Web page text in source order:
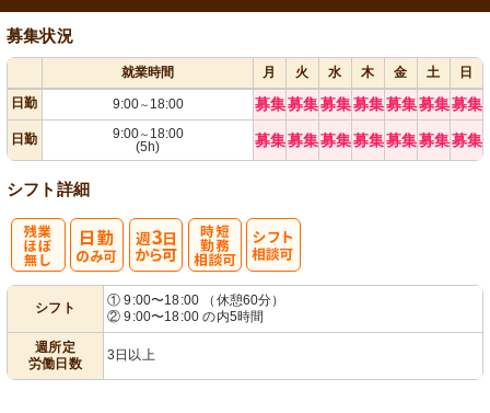
募集状況
就業時間 月 火 水 木 金 土
日
日勤
9:00～ 18:00 募集募集募集募集募集募集募集
日勤 9:00～ 18:00
(5h)
募集募集募集募集募集募集募集
シフト詳細
シフト
① 9:00〜18:00 （休憩60分）
② 9:00〜18:00 の内5時間
週所定
労働日数
3日以上